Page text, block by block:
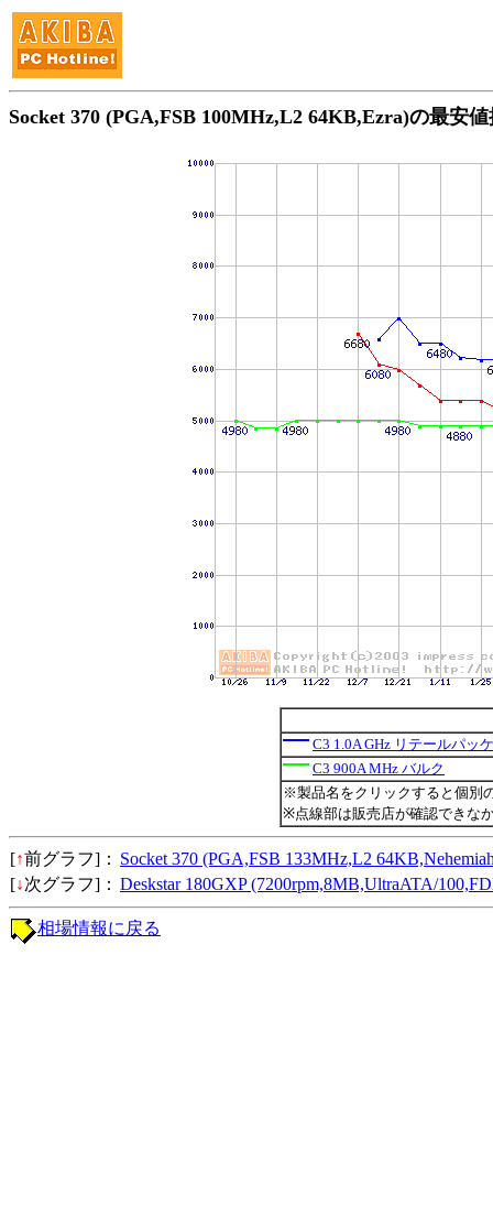
Socket 370 (PGA,FSB 100MHz,L2 64KB,Ezra)の最安
C3 1.0A GHz リテールパッ
C3 900A MHz バルク
※製品名をクリックすると個別
※点線部は販売店が確認できな
[↑前グラフ]： Socket 370 (PGA,FSB 133MHz,L2
[↓次グラフ]： Deskstar 180GXP (7200rpm,8MB,UltraATA/
相場情報に戻る